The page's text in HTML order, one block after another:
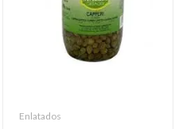
Enlatados